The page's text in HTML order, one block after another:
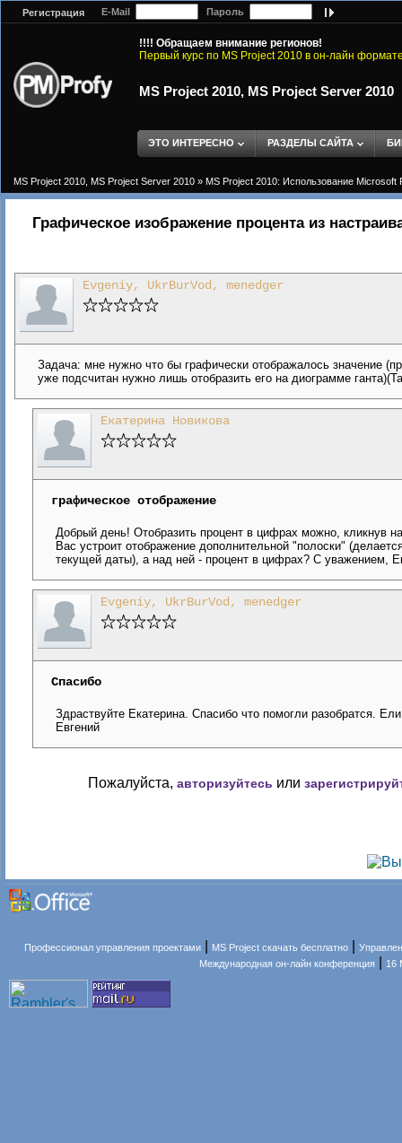
Регистрация E-Mail Пароль
!!!! Обращаем внимание регионов!
Первый курс по MS Project 2010 в он-лайн
MS Project 2010, MS Project Server 2010
ЭТО ИНТЕРЕСНО РАЗДЕЛЫ САЙТА
MS Project 2010, MS Project Server 2010 » MS Project 2010: Использование Microsoft
Графическое изображение процента из
Evgeniy, UkrBurVod, menedger
Задача: мне нужно что бы графически отображалось значение
уже подсчитан нужно лишь отобразить его на диограмме
Екатерина Новикова
графическое отображение
Добрый день! Отобразить процент в цифрах можно, кликнув
Вас устроит отображение дополнительной "полоски"
текущей даты), а над ней - процент в цифрах? С уважением,
Evgeniy, UkrBurVod, menedger
Спасибо
Здраствуйте Екатерина. Спасибо что помогли разобратся.
Евгений
Пожалуйста, авторизуйтесь или
Профессионал управления проектами MS Project скачать бесплатно |
Международная он-лайн конференция
16